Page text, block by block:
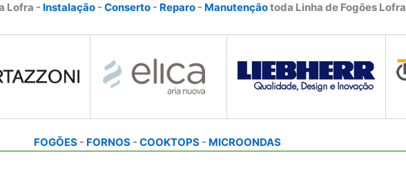
Lofra - Instalação- Conserto- Reparo- Manutençãotoda Linha de Fogões Lofra
FOGÕES - FORNOS - COOKTOPS - MICROONDAS